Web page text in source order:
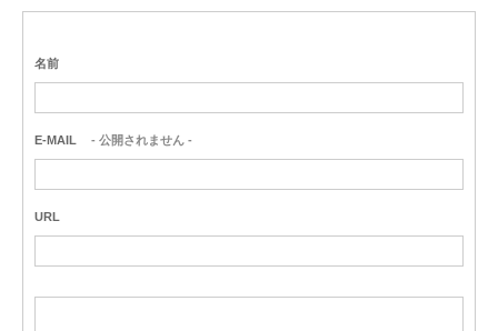
名前
E-MAIL - 公開されません -
URL